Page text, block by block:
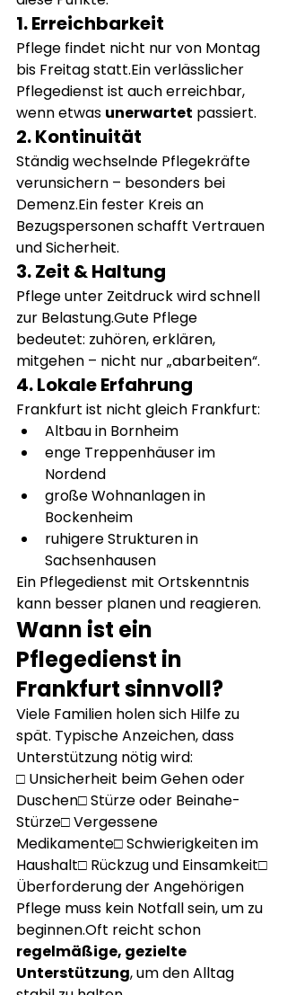
1. Erreichbarkeit
Pflege findet nicht nur von Montag
bis Freitag statt.Ein verlässlicher
Pflegedienst ist auch erreichbar,
wenn etwas unerwartet passiert.
2. Kontinuität
Ständig wechselnde Pflegekräfte
verunsichern – besonders bei
Demenz.Ein fester Kreis an
Bezugspersonen schafft Vertrauen
und Sicherheit.
3. Zeit & Haltung
Pflege unter Zeitdruck wird schnell
zur Belastung.Gute Pflege
bedeutet: zuhören, erklären,
mitgehen – nicht nur „abarbeiten“.
4. Lokale Erfahrung
Frankfurt ist nicht gleich Frankfurt:
Altbau in Bornheim
enge Treppenhäuser im
Nordend
große Wohnanlagen in
Bockenheim
ruhigere Strukturen in
Sachsenhausen
Ein Pflegedienst mit Ortskenntnis
kann besser planen und reagieren.
Wann ist ein
Pflegedienst in
Frankfurt sinnvoll?
Viele Familien holen sich Hilfe zu
spät. Typische Anzeichen, dass
Unterstützung nötig wird:
□ Unsicherheit beim Gehen oder
Duschen□ Stürze oder Beinahe-
Stürze□ Vergessene
Medikamente□ Schwierigkeiten im
Haushalt□ Rückzug und Einsamkeit□
Überforderung der Angehörigen
Pflege muss kein Notfall sein, um zu
beginnen.Oft reicht schon
regelmäßige, gezielte
Unterstützung, um den Alltag